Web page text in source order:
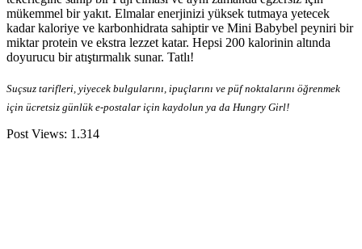
mükemmel bir yakıt. Elmalar enerjinizi yüksek tutmaya yetecek
kadar kaloriye ve karbonhidrata sahiptir ve Mini Babybel peyniri bir
miktar protein ve ekstra lezzet katar. Hepsi 200 kalorinin altında
doyurucu bir atıştırmalık sunar. Tatlı!
Suçsuz tarifleri, yiyecek bulgularını, ipuçlarını ve püf noktalarını öğrenmek
için ücretsiz günlük e-postalar için kaydolun ya da Hungry Girl!
Post Views: 1.314